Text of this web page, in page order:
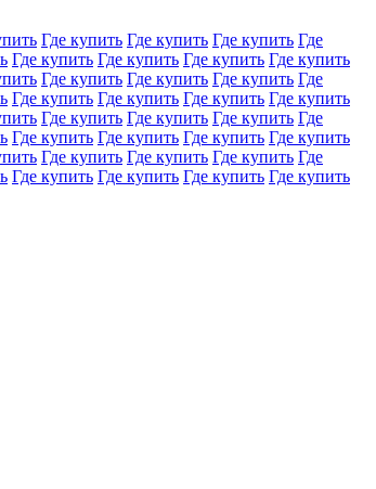
Где купить Где купить Где купить Где
Где купить Где купить Где купить Где купить
Где купить Где купить Где купить Где
Где купить Где купить Где купить Где купить
Где купить Где купить Где купить Где
Где купить Где купить Где купить Где купить
Где купить Где купить Где купить Где
Где купить Где купить Где купить Где купить